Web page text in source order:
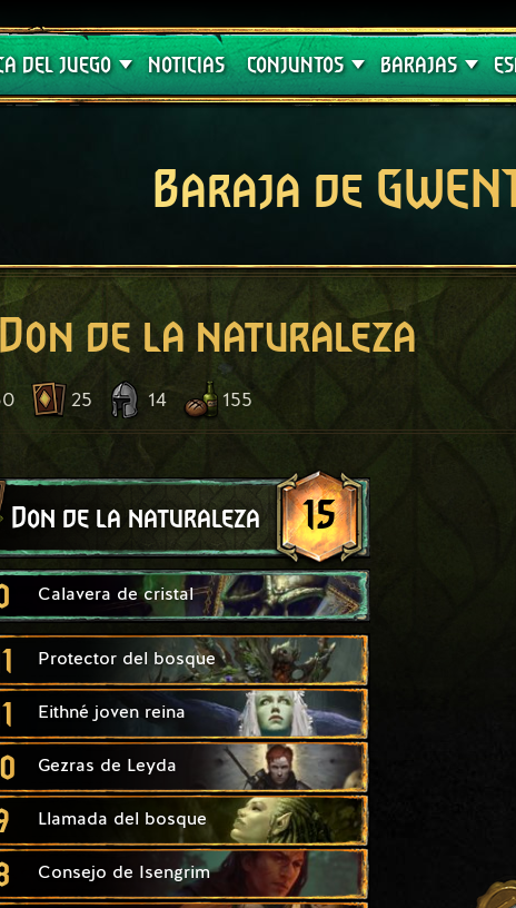
DEL JUEGO
técnico
NOTICIAS CONJUNTOS
Crimson Curse
BARAJAS
Guías de
Baraja de
Don de la naturaleza
25 14 155
Don de la naturaleza 15
Calavera de cristal
Protector del bosque
Eithné joven reina
Gezras de Leyda
Llamada del bosque
Consejo de Isengrim